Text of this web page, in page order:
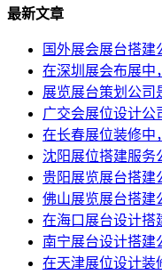
最新文章
国外展会展台搭建
在深圳展会布展中
展览展台策划公司
广交会展位设计公
在长春展位装修中
沈阳展位搭建服务
贵阳展览展台搭建
佛山展览展台搭建
在海口展台设计搭
南宁展台设计搭建
在天津展位设计装